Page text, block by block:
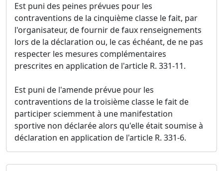
Est puni des peines prévues pour les
contraventions de la cinquième classe le fait, par
l'organisateur, de fournir de faux renseignements
lors de la déclaration ou, le cas échéant, de ne pas
respecter les mesures complémentaires
prescrites en application de l'article R. 331-11.
Est puni de l'amende prévue pour les
contraventions de la troisième classe le fait de
participer sciemment à une manifestation
sportive non déclarée alors qu'elle était soumise à
déclaration en application de l'article R. 331-6.